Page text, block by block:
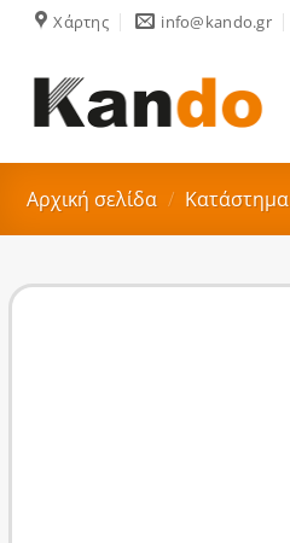
Skip
content
Χάρτης info@kando.gr
Αρχική σελίδα / Κατάστημα